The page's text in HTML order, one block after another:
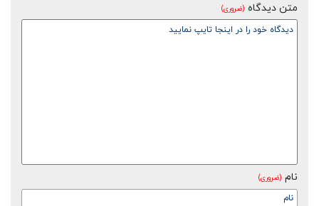
متن دیدگاه (ضروری)
نام (ضروری)